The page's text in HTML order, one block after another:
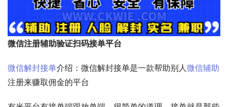
微信注册辅助验证扫码接单平台
微信解封接单介绍：微信解封接单是一款帮助别人微信辅助
注册来赚取佣金的平台